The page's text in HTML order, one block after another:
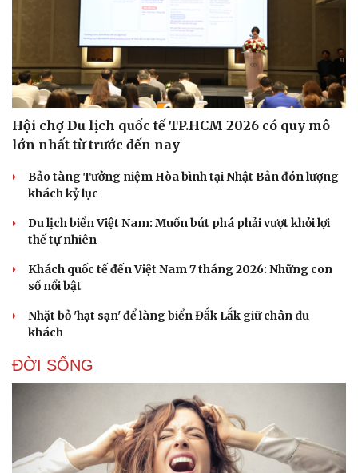
Du lịch
Săn Tour
check-in
Đọc truyện đêm khuya
Kể chuyện cho bé
Hạt giống tâm hồn
Hội chợ Du lịch quốc tế TP.HCM 2026 có quy mô
lớn nhất từ trước đến nay
Bảo tàng Tưởng niệm Hòa bình tại Nhật Bản đón lượng
khách kỷ lục
Du lịch biển Việt Nam: Muốn bứt phá phải vượt khỏi lợi
thế tự nhiên
Khách quốc tế đến Việt Nam 7 tháng 2026: Những con
số nổi bật
Nhặt bỏ 'hạt sạn' để làng biển Đắk Lắk giữ chân du
khách
ĐỜI SỐNG